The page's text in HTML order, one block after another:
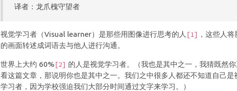
译者：龙爪槐守望者
视觉学习者（Visual learner）是那些用图像进行思考的人 [1] ，这些人
的画面转述成词语去与他人进行沟通。
世界上大约 60%[2] 的人是视觉学习者。（我也是其中之一，我猜既然
看这篇文章，那说明你也是其中之一。我们之中很多人都还不知道自己是
学习者，因为学校强迫我们大部分时间通过文字来学习。）